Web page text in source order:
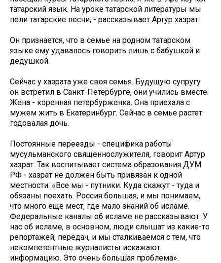
татарский язык. На уроке татарской литературы мы
пели татарские песни, - рассказывает Артур хазрат.
Он признается, что в семье на родном татарском
языке ему удавалось говорить лишь с бабушкой и
дедушкой.
Сейчас у хазрата уже своя семья. Будущую супругу
он встретил в Санкт-Петербурге, они учились вместе.
Жена - коренная петербурженка. Она приехала с
мужем жить в Екатеринбург. Сейчас в семье растет
годовалая дочь.
Постоянные переезды - специфика работы
мусульманского священнослужителя, говорит Артур
хазрат. Так воспитывает система образования ДУМ
РФ - хазрат не должен быть привязан к одной
местности: «Все мы - путники. Куда скажут - туда и
обязаны поехать. Россия большая, и мы понимаем,
что много еще мест, где мало знаний об исламе.
Федеральные каналы об исламе не рассказывают. У
нас об исламе, в основном, люди слышат из какие-то
репортажей, передач, и мы сталкиваемся с тем, что
некомпетентные журналисты искажают
информацию. Это очень большая проблема».